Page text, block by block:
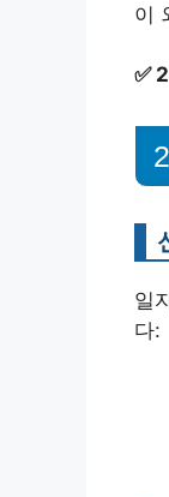
이
✅
일
다: